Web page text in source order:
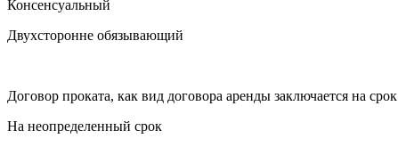
Консенсуальный
Двухсторонне обязывающий
Договор проката, как вид договора аренды заключается на срок
На неопределенный срок